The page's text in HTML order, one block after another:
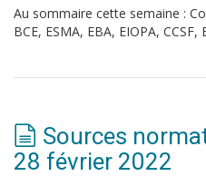
Au sommaire cette semaine :
BCE, ESMA, EBA, EIOPA,
Sources
28 février 2022